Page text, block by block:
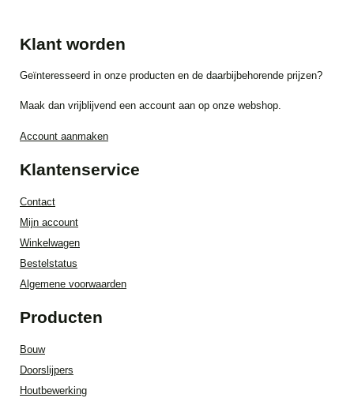
Klant worden
Geïnteresseerd in onze producten en de daarbijbehorende prijzen?
Maak dan vrijblijvend een account aan op onze webshop.
Account aanmaken
Klantenservice
Contact
Mijn account
Winkelwagen
Bestelstatus
Algemene voorwaarden
Producten
Bouw
Doorslijpers
Houtbewerking